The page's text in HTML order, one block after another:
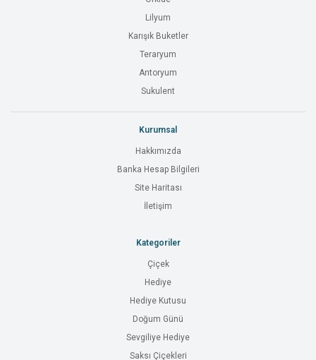
Lilyum
Karışık Buketler
Teraryum
Antoryum
Sukulent
Kurumsal
Hakkımızda
Banka Hesap Bilgileri
Site Haritası
İletişim
Kategoriler
Çiçek
Hediye
Hediye Kutusu
Doğum Günü
Sevgiliye Hediye
Saksı Çiçekleri